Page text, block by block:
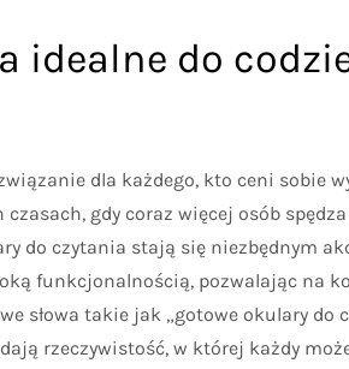
idealne do
dla każdego, kto ceni sobie
gdy coraz więcej osób
do czytania stają się niezbędnym
funkcjonalnością, pozwalając na
słowa takie jak „gotowe okulary do
rzeczywistość, w której każdy